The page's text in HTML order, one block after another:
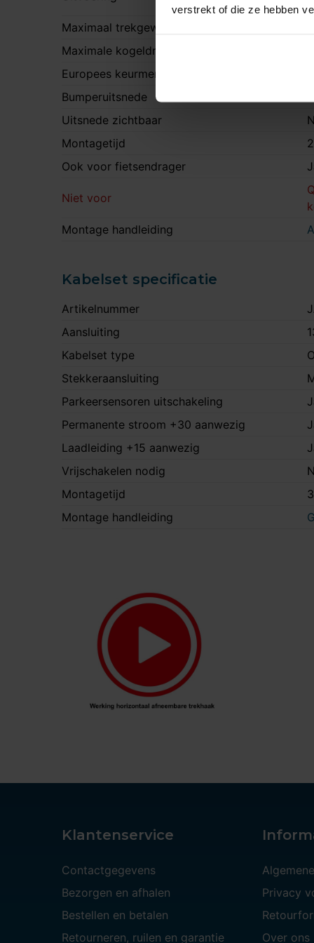
verstrekt of die ze hebben
Maximaal trekgewicht
Maximale kogeldruk
Europees keurmerk
Bumperuitsnede
Uitsnede zichtbaar
Montagetijd
Ook voor fietsendrager
Niet voor
Montage handleiding
Kabelset specificatie
Artikelnummer
Aansluiting
Kabelset type
Stekkeraansluiting
Parkeersensoren uitschakeling
Permanente stroom +30 aanwezig
Laadleiding +15 aanwezig
Vrijschakelen nodig
Montagetijd
Montage handleiding
Klantenservice
Contactgegevens
Bezorgen en afhalen
Bestellen en betalen
Retourneren, ruilen en garantie
Privacy
Over ons